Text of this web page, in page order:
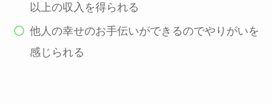
以上の収入を得られる
他人の幸せのお手伝いができるのでやりがいを
感じられる